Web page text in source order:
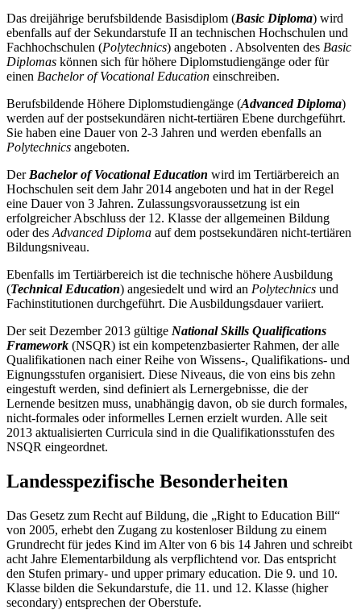
Das dreijährige berufsbildende Basisdiplom (Basic Diploma) wird
ebenfalls auf der Sekundarstufe II an technischen Hochschulen und
Fachhochschulen (Polytechnics) angeboten . Absolventen des Basic
Diplomas können sich für höhere Diplomstudiengänge oder für
einen Bachelor of Vocational Education einschreiben.
Berufsbildende Höhere Diplomstudiengänge (Advanced Diploma)
werden auf der postsekundären nicht-tertiären Ebene durchgeführt.
Sie haben eine Dauer von 2-3 Jahren und werden ebenfalls an
Polytechnics angeboten.
Der Bachelor of Vocational Education wird im Tertiärbereich an
Hochschulen seit dem Jahr 2014 angeboten und hat in der Regel
eine Dauer von 3 Jahren. Zulassungsvoraussetzung ist ein
erfolgreicher Abschluss der 12. Klasse der allgemeinen Bildung
oder des Advanced Diploma auf dem postsekundären nicht-tertiären
Bildungsniveau.
Ebenfalls im Tertiärbereich ist die technische höhere Ausbildung
(Technical Education) angesiedelt und wird an Polytechnics und
Fachinstitutionen durchgeführt. Die Ausbildungsdauer variiert.
Der seit Dezember 2013 gültige National Skills Qualifications
Framework (NSQR) ist ein kompetenzbasierter Rahmen, der alle
Qualifikationen nach einer Reihe von Wissens-, Qualifikations- und
Eignungsstufen organisiert. Diese Niveaus, die von eins bis zehn
eingestuft werden, sind definiert als Lernergebnisse, die der
Lernende besitzen muss, unabhängig davon, ob sie durch formales,
nicht-formales oder informelles Lernen erzielt wurden. Alle seit
2013 aktualisierten Curricula sind in die Qualifikationsstufen des
NSQR eingeordnet.
Landesspezifische Besonderheiten
Das Gesetz zum Recht auf Bildung, die „Right to Education Bill“
von 2005, erhebt den Zugang zu kostenloser Bildung zu einem
Grundrecht für jedes Kind im Alter von 6 bis 14 Jahren und schreibt
acht Jahre Elementarbildung als verpflichtend vor. Das entspricht
den Stufen primary- und upper primary education. Die 9. und 10.
Klasse bilden die Sekundarstufe, die 11. und 12. Klasse (higher
secondary) entsprechen der Oberstufe.